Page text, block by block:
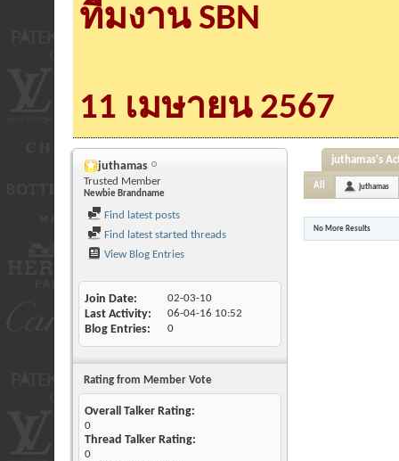
ทีมงาน SBN
11 เมษายน 2567
juthamas
Trusted Member
Newbie Brandname
Find latest posts
Find latest started threads
View Blog Entries
Join Date 02-03-10
Last Activity 06-04-16 10:52
Blog Entries 0
Rating from Member Vote
Overall Talker Rating:
0
Thread Talker Rating:
0
juthamas's
All juthamas
No More Results